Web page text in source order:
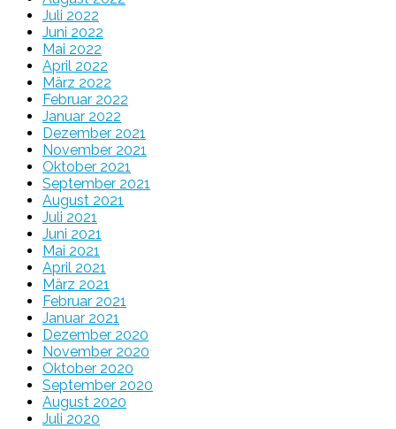
Juli 2022
Juni 2022
Mai 2022
April 2022
März 2022
Februar 2022
Januar 2022
Dezember 2021
November 2021
Oktober 2021
September 2021
August 2021
Juli 2021
Juni 2021
Mai 2021
April 2021
März 2021
Februar 2021
Januar 2021
Dezember 2020
November 2020
Oktober 2020
September 2020
August 2020
Juli 2020